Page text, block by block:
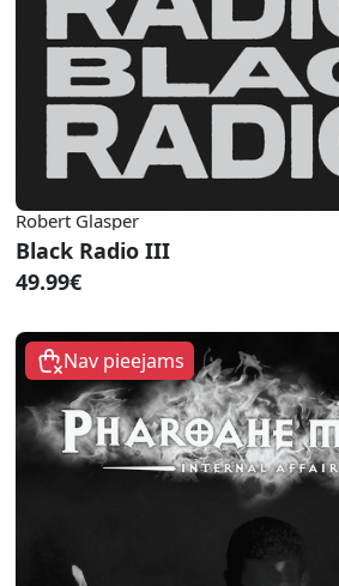
Robert Glasper
Black Radio III
49.99€
Nav pieejams